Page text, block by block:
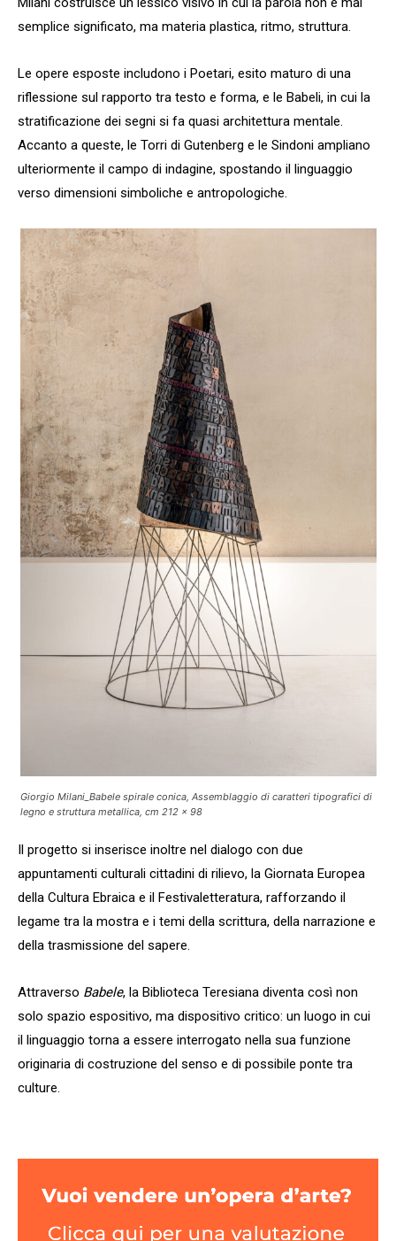
semplice significato, ma materia plastica, ritmo, struttura.
Le opere esposte includono i Poetari, esito maturo di una
riflessione sul rapporto tra testo e forma, e le Babeli, in cui la
stratificazione dei segni si fa quasi architettura mentale.
Accanto a queste, le Torri di Gutenberg e le Sindoni ampliano
ulteriormente il campo di indagine, spostando il linguaggio
verso dimensioni simboliche e antropologiche.
Giorgio Milani_Babele spirale conica, Assemblaggio di caratteri tipografici di
legno e struttura metallica, cm 212 x 98
Il progetto si inserisce inoltre nel dialogo con due
appuntamenti culturali cittadini di rilievo, la Giornata Europea
della Cultura Ebraica e il Festivaletteratura, rafforzando il
legame tra la mostra e i temi della scrittura, della narrazione e
della trasmissione del sapere.
Attraverso Babele, la Biblioteca Teresiana diventa così non
solo spazio espositivo, ma dispositivo critico: un luogo in cui
il linguaggio torna a essere interrogato nella sua funzione
originaria di costruzione del senso e di possibile ponte tra
culture.